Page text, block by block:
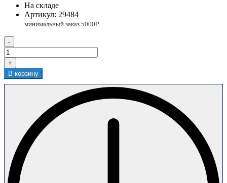
На складе
Артикул: 29484
-
+
В корзину